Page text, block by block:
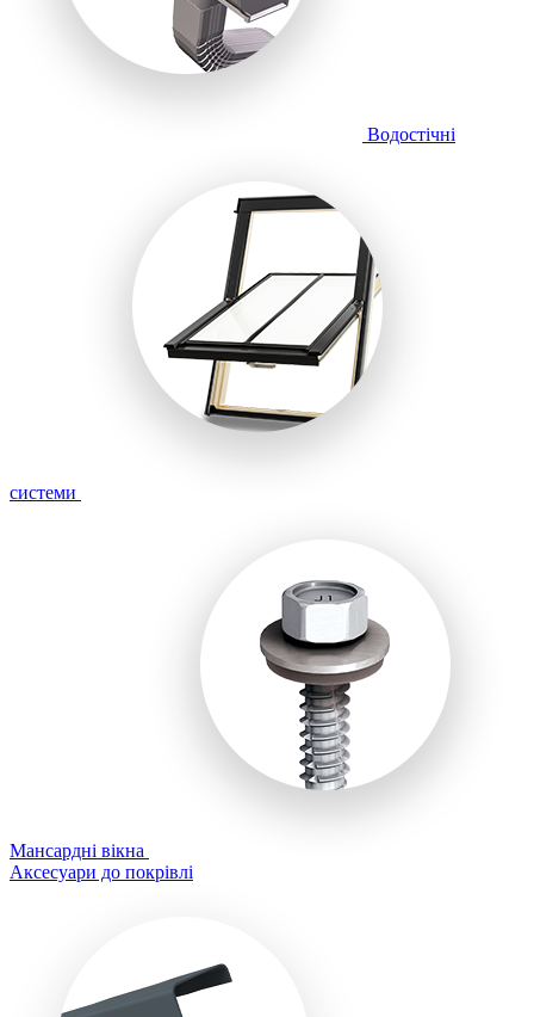
Водостічні
системи
Мансардні вікна
Аксесуари до покрівлі